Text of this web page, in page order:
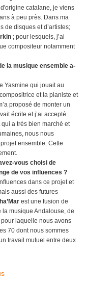
catalane, je viens
à peu près. Dans ma
de disques et d’artistes;
; pour lesquels, j’ai
compositeur notamment
la musique ensemble a-
Yasmine qui jouait au
et la pianiste et
proposé de monter un
écrite et j’ai accepté
a très bien marché et
nous nous
ensemble. Cette
vous choisi de
de vos influences ?
dans ce projet et
aussi des futures
est une fusion de
la musique Andalouse, de
laquelle nous avons
70 dont nous sommes
travail mutuel entre deux